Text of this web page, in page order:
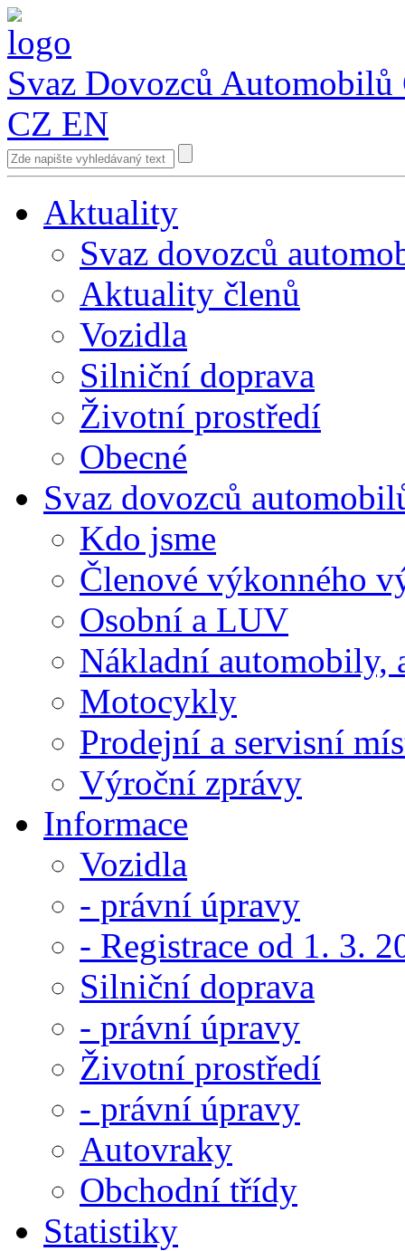
Svaz Dovozců Automobilů
CZ EN
Aktuality
Svaz dovozců
Aktuality členů
Vozidla
Silniční doprava
Životní prostředí
Obecné
Svaz dovozců
Kdo jsme
Členové výkonného
Osobní a LUV
Nákladní automobily,
Motocykly
Prodejní a servisní
Výroční zprávy
Informace
Vozidla
- právní úpravy
- Registrace od 1. 3.
Silniční doprava
- právní úpravy
Životní prostředí
- právní úpravy
Autovraky
Obchodní třídy
Statistiky